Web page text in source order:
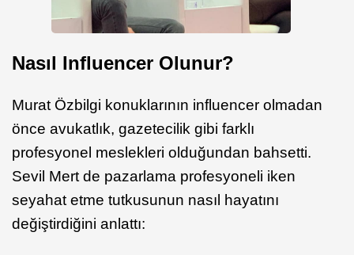
Nasıl Influencer Olunur?
Murat Özbilgi konuklarının influencer olmadan
önce avukatlık, gazetecilik gibi farklı
profesyonel meslekleri olduğundan bahsetti.
Sevil Mert de pazarlama profesyoneli iken
seyahat etme tutkusunun nasıl hayatını
değiştirdiğini anlattı: